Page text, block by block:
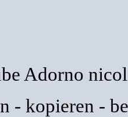
Adorno
- kopieren -